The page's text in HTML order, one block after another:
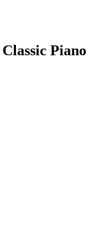
Piano